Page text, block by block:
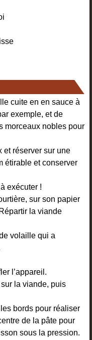
cuite en en sauce à
exemple, et de
morceaux nobles pour
et réserver sur une
étirable et conserver
exécuter !
sur son papier
la viande
volaille qui a
l’appareil.
la viande, puis
bords pour réaliser
de la pâte pour
sous la pression.